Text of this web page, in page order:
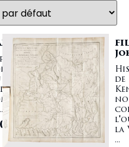
du
d'état
roi, qui
la
€
de
la
...